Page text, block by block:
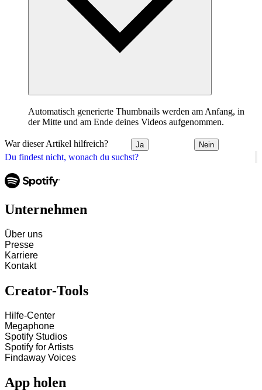
Du findest nicht, wonach du suchst?
Automatisch generierte Thumbnails werden am Anfang, in
der Mitte und am Ende deines Videos aufgenommen.
War dieser Artikel hilfreich? Ja Nein
Unternehmen
Über uns
Presse
Karriere
Kontakt
Creator-Tools
Hilfe-Center
Megaphone
Spotify Studios
Spotify for Artists
Findaway Voices
App holen